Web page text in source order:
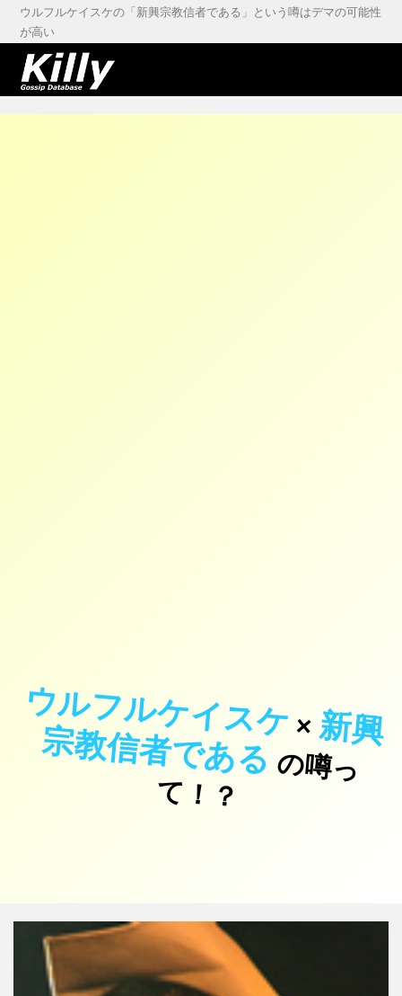
ウルフルケイスケの「新興宗教信者である」という噂はデマの可能性
が高い
ウルフルケイスケ×新
興
宗 教
信
者
で
あ
るの
噂
っ
て
！
？